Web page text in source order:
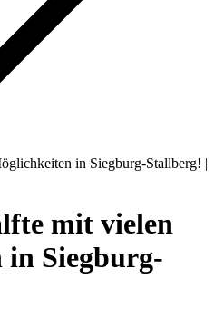
in Siegburg-Stallberg! |
mit vielen
Siegburg-